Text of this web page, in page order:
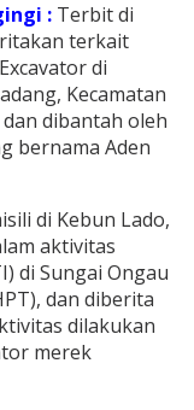
: Terbit di
terkait
di
Kecamatan
dibantah oleh
bernama Aden
di Kebun Lado,
aktivitas
di Sungai Ongau
dan diberita
dilakukan
merek